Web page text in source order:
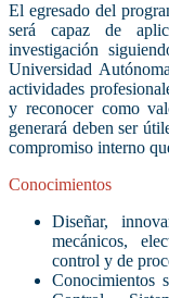
El egresado del
será capaz de
investigación
Universidad
actividades
y reconocer como
generará deben ser
compromiso interno
Conocimientos
Diseñar,
mecánicos,
control y de
Conocimientos